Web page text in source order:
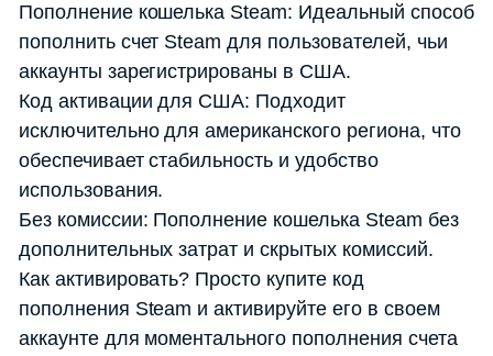
Пополнение кошелька Steam: Идеальный способ
пополнить счет Steam для пользователей, чьи
аккаунты зарегистрированы в США.
Код активации для США: Подходит
исключительно для американского региона, что
обеспечивает стабильность и удобство
использования.
Без комиссии: Пополнение кошелька Steam без
дополнительных затрат и скрытых комиссий.
Как активировать? Просто купите код
пополнения Steam и активируйте его в своем
аккаунте для моментального пополнения счета